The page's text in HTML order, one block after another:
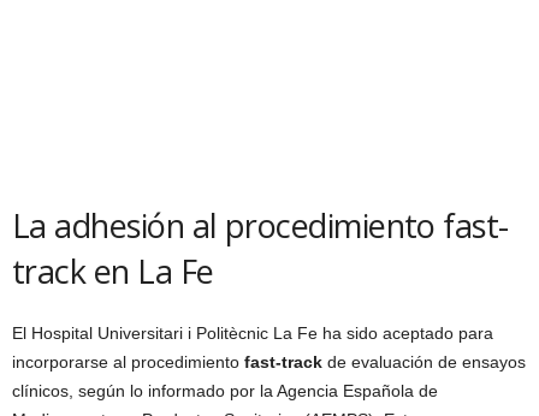
La adhesión al procedimiento fast-
track en La Fe
El Hospital Universitari i Politècnic La Fe ha sido aceptado para
incorporarse al procedimiento fast-track de evaluación de ensayos
clínicos, según lo informado por la Agencia Española de